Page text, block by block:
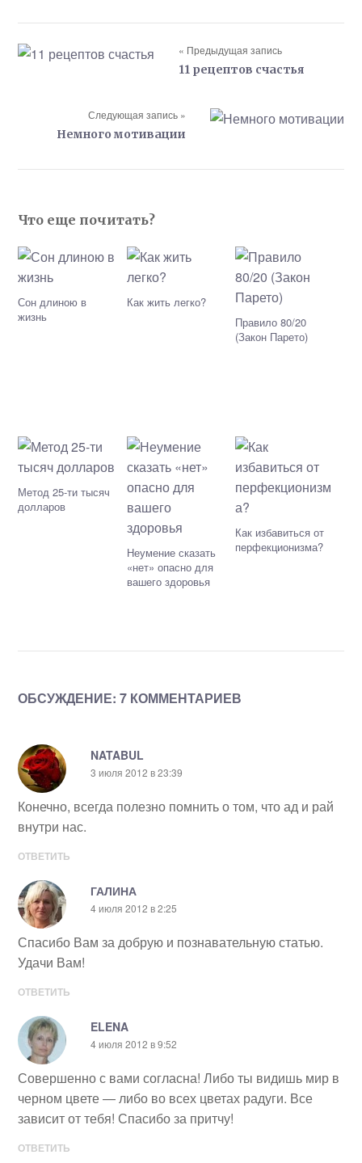
« Предыдущая запись
11 рецептов счастья
Следующая запись »
Немного мотивации
Что еще почитать?
Сон длиною в
жизнь
Как жить легко?
Правило 80/20
(Закон Парето)
Метод 25-ти тысяч
долларов
Неумение сказать
«нет» опасно для
вашего здоровья
Как избавиться от
перфекционизма?
ОБСУЖДЕНИЕ: 7 КОММЕНТАРИЕВ
NATABUL
3 июля 2012 в 23:39
Конечно, всегда полезно помнить о том, что ад и рай
внутри нас.
ОТВЕТИТЬ
ГАЛИНА
4 июля 2012 в 2:25
Спасибо Вам за добрую и познавательную статью.
Удачи Вам!
ОТВЕТИТЬ
ELENA
4 июля 2012 в 9:52
Совершенно с вами согласна! Либо ты видишь мир в
черном цвете — либо во всех цветах радуги. Все
зависит от тебя! Спасибо за притчу!
ОТВЕТИТЬ